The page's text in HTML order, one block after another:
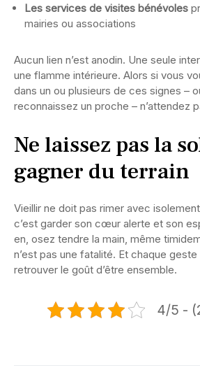
Les services de visites bénévoles
mairies ou associations
Aucun lien n’est anodin. Une seule
une flamme intérieure. Alors si vous
dans un ou plusieurs de ces signes –
reconnaissez un proche – n’attendez
Ne laissez pas la
gagner du terrain
Vieillir ne doit pas rimer avec
c’est garder son cœur alerte et son
en, osez tendre la main, même
n’est pas une fatalité. Et chaque
retrouver le goût d’être ensemble.
4/5 -